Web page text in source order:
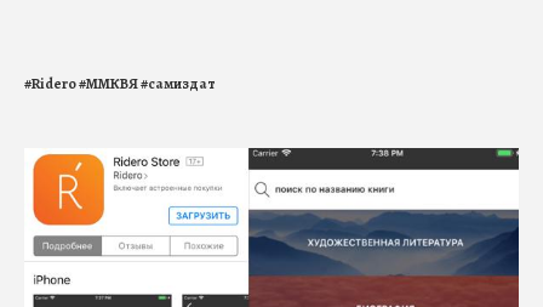
#Ridero#ММКВЯ#самиздат